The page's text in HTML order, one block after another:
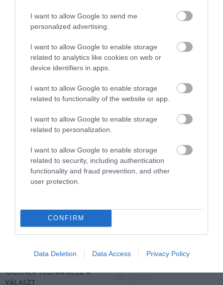
I want to allow Google to send me
personalized advertising.
I want to allow Google to enable storage
related to analytics like cookies on web or
device identifiers in apps.
I want to allow Google to enable storage
related to functionality of the website or app.
I want to allow Google to enable storage
related to personalization.
I want to allow Google to enable storage
related to security, including authentication
functionality and fraud prevention, and other
user protection.
CONFIRM
Data Deletion Data Access Privacy Policy
LEKÓKAD A MUSKÁTLI? NE TE
INDULJ EL ELŐBB A
HŐSÉGBEN – LEHET, HOGY A
HŐKUPOLA SZORÍTÁSÁBAN
MAGYARORSZÁG: ÍGY VISELI
2026. AUGUSZTUS 03.
VAN A SZOLGÁLTATÁS? 7
IDŐSNEK TUDNIA KELL A
VÁLASZT
VÉSZJELZÉS: ÍGY VÉDD